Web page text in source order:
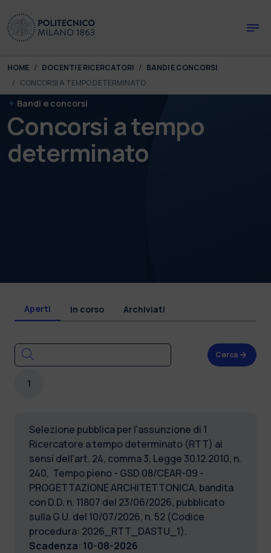
You are here:
HOME DOCENTI E RICERCATORI
BANDI E CONCORSI
CONCORSI A TEMPO DETERMINATO
Bandi e concorsi
Concorsi a tempo
determinato
Aperti In corso Archiviati
Cerca
1
Selezione pubblica per l'assunzione di 1
Ricercatore a tempo determinato (RTT) ai
sensi dell'art. 24, comma 3, Legge 30.12.2010, n.
240, Tempo pieno - GSD 08/CEAR-09 -
PROGETTAZIONE ARCHITETTONICA, bandita
con D.D. n. 11807 del 23/06/2026, pubblicato
sulla G.U. del 10/07/2026, n. 52 (Codice
procedura: 2026_RTT_DASTU_1).
Scadenza: 10-08-2026